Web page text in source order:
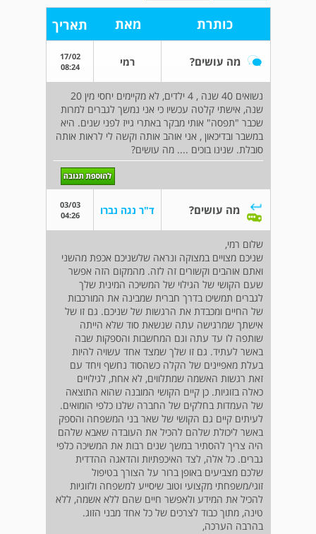
כותרת מאת תאריך
מה עושים? רמי
17/02
08:24
נשואים 40 שנה , 4 ילדים, לא מקיימים יחסי מין 20
שנה, אישתי קלטה עכשיו כי אני נמשך לגברים למרות
שכבר "תפסה" אותי מבקר באתרי גייז לפני שנים. היא
במשבר ובדיכאון , אני אוהב אותה וקשה לי לראות אותה
סובלת. שנינו בוכים .... מה עושים?
מה עושים? ד"ר נגה נברו
03/03
04:26
שלום רמי,
שניכם מצויים במצוקה ונראה שלשניכם אכפת מהשני
ואתם אוהבים וקשורים זה לזה. מהמקום הזה אפשר
שעם הקושי של הגילוי של המשיכה המינית שלך
לגברים תמשיכו בדרך חברית שמבינה את המורכבות
של החיים ומכבדת את הרגשות של שניכם. גם זו של
אישתך שמרגישה עתה שנשאת סוד שלא הייתה
שותפה לו עד עתה וגם המחשבות והספקות שבה
באשר לעתיד. גם זו שלך שמצד אחד עשויה להיות
בעלת מאפיינים של הקלה כשהסוד נחשף ויחד עם
זאת רגשות האשמה שמתלווים, לא אחת, לגילויים
כאלה בזוגיות. כן קיים הקושי המובנה שהוא התוצאה
של העמדות בחלקים של החברה שלנו כלפי הומואים.
לעיתים קיים גם הקושי של שאר בני המשפחה והספק
באשר ליכולת שלהם להכיל את העובדה שאבא שלהם
היה צריך להסתיר במשך שנים רבות את המשיכה כלפי
גברים. כל אלה, לצד האיכפתיות והדאגה ההדדית
שלכם מצביעים באופן ברור על הצורך בטיפול
זוגי/משפחתי מקצועי וטוב שיסייע למשפחה ולזוגיות
להכיל את המידע ולאפשר חיים שהם ללא אשמה, ללא
טינה, מתוך כבוד לצרכים של כל אחד מבני הזוג.
בהרבה הערכה,